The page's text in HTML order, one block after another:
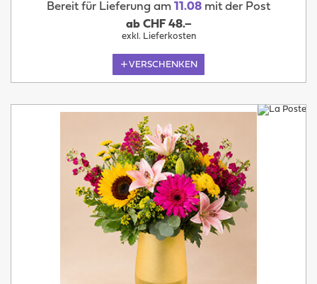
Bereit für Lieferung am 11.08 mit der Post
ab CHF 48.–
exkl. Lieferkosten
VERSCHENKEN